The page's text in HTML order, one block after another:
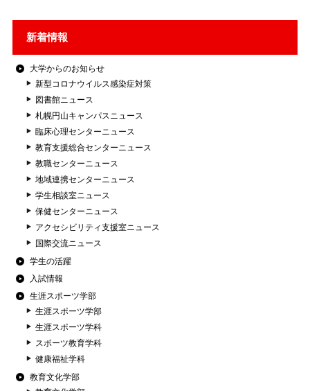
新着情報
大学からのお知らせ
新型コロナウイルス感染症対策
図書館ニュース
札幌円山キャンパスニュース
臨床心理センターニュース
教育支援総合センターニュース
教職センターニュース
地域連携センターニュース
学生相談室ニュース
保健センターニュース
アクセシビリティ支援室ニュース
国際交流ニュース
学生の活躍
入試情報
生涯スポーツ学部
生涯スポーツ学部
生涯スポーツ学科
スポーツ教育学科
健康福祉学科
教育文化学部